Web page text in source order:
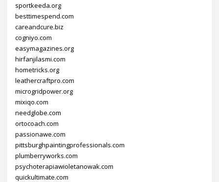
sportkeeda.org
besttimespend.com
careandcure.biz
cogniyo.com
easymagazines.org
hirfanjilasmi.com
hometricks.org
leathercraftpro.com
microgridpower.org
mixiqo.com
needglobe.com
ortocoach.com
passionawe.com
pittsburghpaintingprofessionals.com
plumberryworks.com
psychoterapiawioletanowak.com
quickultimate.com